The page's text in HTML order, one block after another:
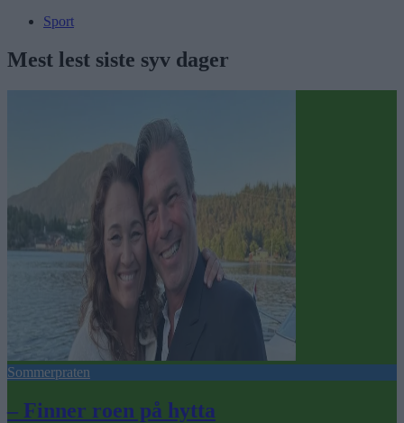
Sport
Mest lest siste syv dager
Sommerpraten
– Finner roen på hytta